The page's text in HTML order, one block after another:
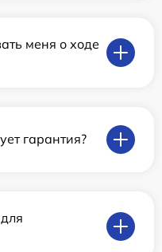
меня о ходе
гарантия?